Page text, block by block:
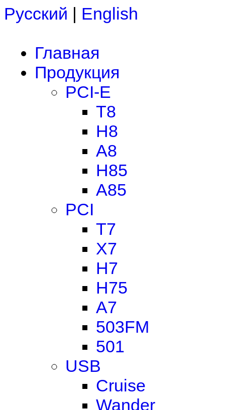
Русский | English
Главная
Продукция
PCI-E
T8
H8
A8
H85
A85
PCI
T7
X7
H7
H75
A7
503FM
501
USB
Cruise
Wander